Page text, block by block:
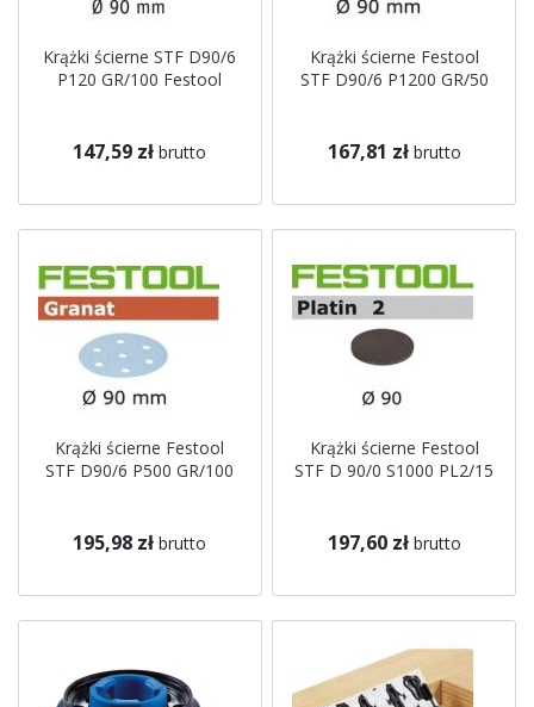
Krążki ścierne STF D90/6
P120 GR/100 Festool
147,59 zł brutto
Krążki ścierne Festool
STF D90/6 P1200 GR/50
167,81 zł brutto
Krążki ścierne Festool
STF D90/6 P500 GR/100
195,98 zł brutto
Krążki ścierne Festool
STF D 90/0 S1000 PL2/15
197,60 zł brutto